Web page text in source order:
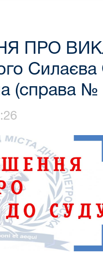
ПРО
(справа